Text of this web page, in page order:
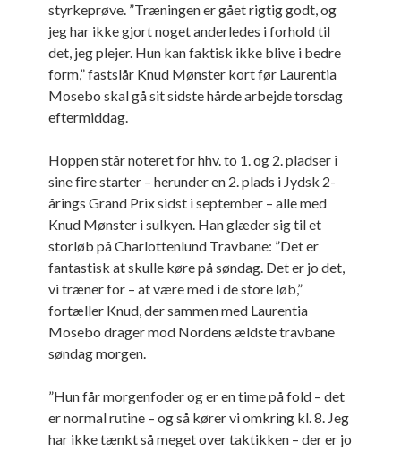
styrkeprøve. ”Træningen er gået rigtig godt, og
jeg har ikke gjort noget anderledes i forhold til
det, jeg plejer. Hun kan faktisk ikke blive i bedre
form,” fastslår Knud Mønster kort før Laurentia
Mosebo skal gå sit sidste hårde arbejde torsdag
eftermiddag.
Hoppen står noteret for hhv. to 1. og 2. pladser i
sine fire starter – herunder en 2. plads i Jydsk 2-
årings Grand Prix sidst i september – alle med
Knud Mønster i sulkyen. Han glæder sig til et
storløb på Charlottenlund Travbane: ”Det er
fantastisk at skulle køre på søndag. Det er jo det,
vi træner for – at være med i de store løb,”
fortæller Knud, der sammen med Laurentia
Mosebo drager mod Nordens ældste travbane
søndag morgen.
”Hun får morgenfoder og er en time på fold – det
er normal rutine – og så kører vi omkring kl. 8. Jeg
har ikke tænkt så meget over taktikken – der er jo